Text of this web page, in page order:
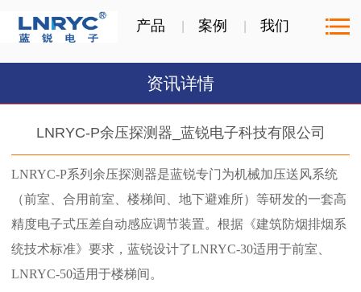
产品 案例 我们
资讯详情
LNRYC-P余压探测器_蓝锐电子科技有限公司
LNRYC-P系列余压探测器是蓝锐专门为机械加压送风系统
（前室、合用前室、楼梯间、地下避难所）等研发的一套高
精度电子式压差自动感应调节装置。 根据《建筑防烟排烟系
统技术标准》要求，蓝锐设计了LNRYC-30适用于前室、
LNRYC-50适用于楼梯间。